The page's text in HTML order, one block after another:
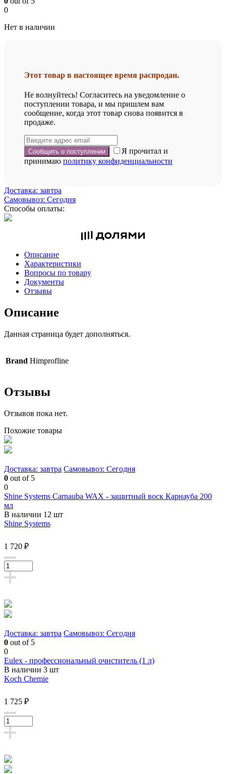
0
Нет в наличии
Этот товар в настоящее время распродан.
Не волнуйтесь! Согласитесь на уведомление о
поступлении товара, и мы пришлем вам
сообщение, когда этот товар снова появится в
продаже.
Я прочитал и
принимаю политику конфиденциальности
Доставка: завтра
Самовывоз: Сегодня
Способы оплаты:
Описание
Характеристики
Вопросы по товару
Документы
Отзывы
Описание
Данная страница будет дополняться.
Brand Himprofline
Отзывы
Отзывов пока нет.
Похожие товары
Доставка: завтра Самовывоз: Сегодня
0 out of 5
0
Shine Systems Carnauba WAX - защитный воск Карнауба 200
мл
В наличии 12 шт
Shine Systems
1 720 ₽
Доставка: завтра Самовывоз: Сегодня
0 out of 5
0
Eulex - профессиональный очиститель (1 л)
В наличии 3 шт
Koch Chemie
1 725 ₽